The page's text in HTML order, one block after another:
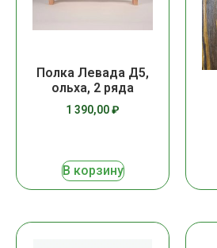
Полка Левада Д5,
ольха, 2 ряда
1 390,00₽
В корзину